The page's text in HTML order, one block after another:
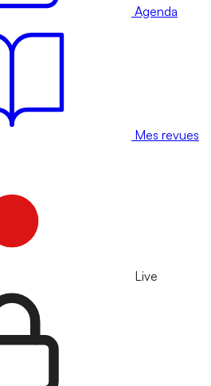
Agenda
Mes revues
Live